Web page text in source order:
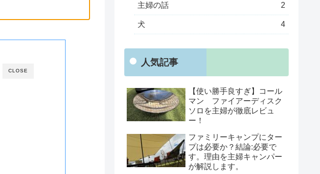
CLOSE
主婦の話 2
犬 4
人気記事
【使い勝手良すぎ】コール
マン ファイアーディスク
ソロを主婦が徹底レビュ
ー！
ファミリーキャンプにター
プは必要か？結論:必要で
す。理由を主婦キャンパー
が解説します。